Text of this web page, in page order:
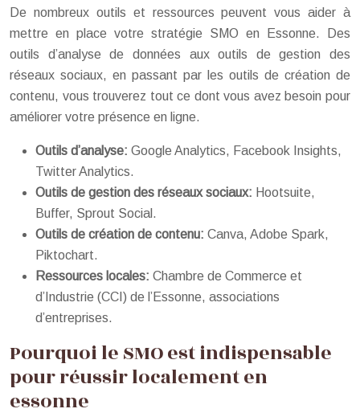
De nombreux outils et ressources peuvent vous aider à
mettre en place votre stratégie SMO en Essonne. Des
outils d’analyse de données aux outils de gestion des
réseaux sociaux, en passant par les outils de création de
contenu, vous trouverez tout ce dont vous avez besoin pour
améliorer votre présence en ligne.
Outils d’analyse: Google Analytics, Facebook Insights,
Twitter Analytics.
Outils de gestion des réseaux sociaux: Hootsuite,
Buffer, Sprout Social.
Outils de création de contenu: Canva, Adobe Spark,
Piktochart.
Ressources locales: Chambre de Commerce et
d’Industrie (CCI) de l’Essonne, associations
d’entreprises.
Pourquoi le SMO est indispensable
pour réussir localement en
essonne